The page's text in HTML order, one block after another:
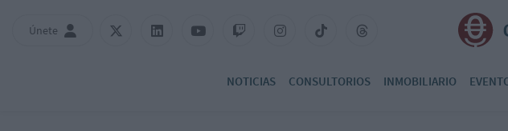
Únete
NOTICIAS CONSULTORIOS INMOBILIARIO